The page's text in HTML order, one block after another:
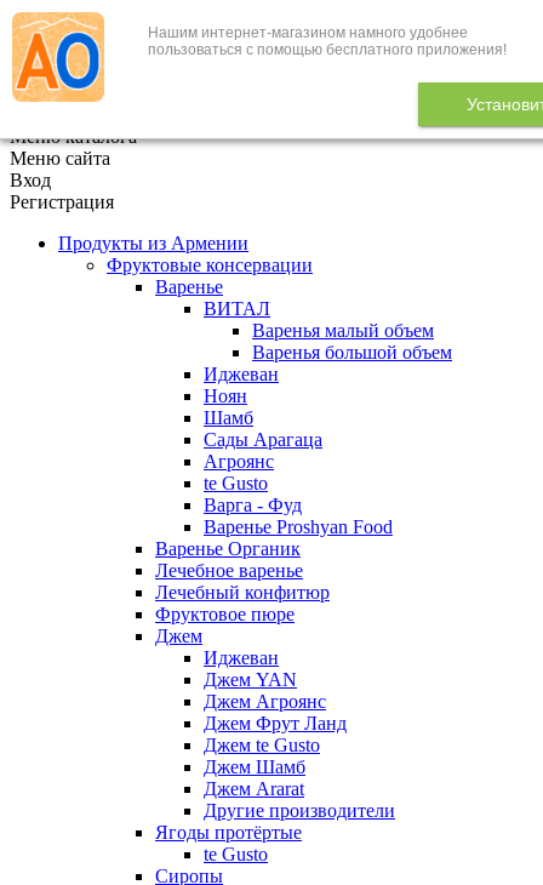
Нашим интернет-магазином намного удобнее
пользоваться с помощью бесплатного приложения!
+7 (495) 646-888-1
В корзине 0
Меню каталога
Меню сайта
Вход
Регистрация
Продукты из Армении
Фруктовые консервации
Варенье
ВИТАЛ
Варенья малый объем
Варенья большой объем
Иджеван
Ноян
Шамб
Сады Арагаца
Агроянс
te Gusto
Варга - Фуд
Варенье Proshyan Food
Варенье Органик
Лечебное варенье
Лечебный конфитюр
Фруктовое пюре
Джем
Иджеван
Джем YAN
Джем Агроянс
Джем Фрут Ланд
Джем te Gusto
Джем Шамб
Джем Ararat
Другие производители
Ягоды протёртые
te Gusto
Сиропы